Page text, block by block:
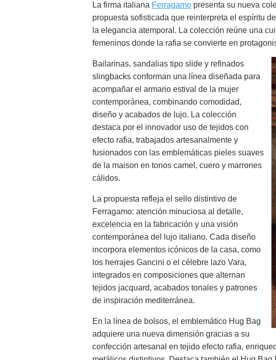
La firma italiana Ferragamo presenta su nueva
propuesta sofisticada que reinterpreta el espíritu
la elegancia atemporal. La colección reúne una
femeninos donde la rafia se convierte en
Bailarinas, sandalias tipo slide y refinados
slingbacks conforman una línea diseñada para
acompañar el armario estival de la mujer
contemporánea, combinando comodidad,
diseño y acabados de lujo. La colección
destaca por el innovador uso de tejidos con
efecto rafia, trabajados artesanalmente y
fusionados con las emblemáticas pieles suaves
de la maison en tonos camel, cuero y marrones
cálidos.
La propuesta refleja el sello distintivo de
Ferragamo: atención minuciosa al detalle,
excelencia en la fabricación y una visión
contemporánea del lujo italiano. Cada diseño
incorpora elementos icónicos de la casa, como
los herrajes Gancini o el célebre lazo Vara,
integrados en composiciones que alternan
tejidos jacquard, acabados tonales y patrones
de inspiración mediterránea.
En la línea de bolsos, el emblemático Hug Bag
adquiere una nueva dimensión gracias a su
confección artesanal en tejido efecto rafia,